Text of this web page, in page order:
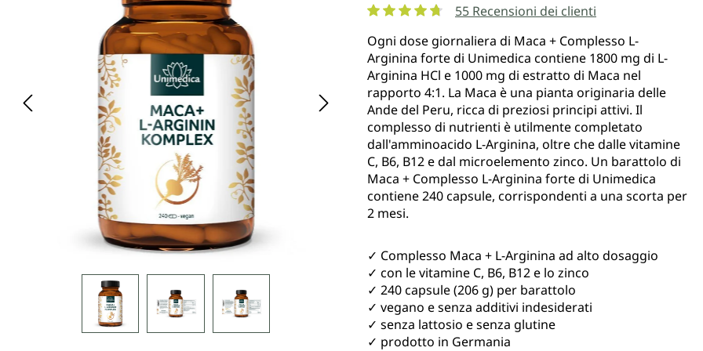
55 Recensioni dei clienti
Ogni dose giornaliera di Maca + Complesso L-
Arginina forte di Unimedica contiene 1800 mg di L-
Arginina HCl e 1000 mg di estratto di Maca nel
rapporto 4:1. La Maca è una pianta originaria delle
Ande del Peru, ricca di preziosi principi attivi. Il
complesso di nutrienti è utilmente completato
dall'amminoacido L-Arginina, oltre che dalle vitamine
C, B6, B12 e dal microelemento zinco. Un barattolo di
Maca + Complesso L-Arginina forte di Unimedica
contiene 240 capsule, corrispondenti a una scorta per
2 mesi.
✓ Complesso Maca + L-Arginina ad alto dosaggio
✓ con le vitamine C, B6, B12 e lo zinco
✓ 240 capsule (206 g) per barattolo
✓ vegano e senza additivi indesiderati
✓ senza lattosio e senza glutine
✓ prodotto in Germania